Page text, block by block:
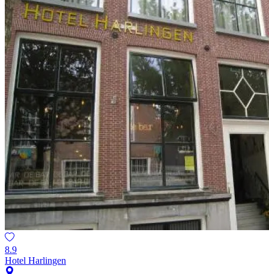
8.9
Hotel Harlingen